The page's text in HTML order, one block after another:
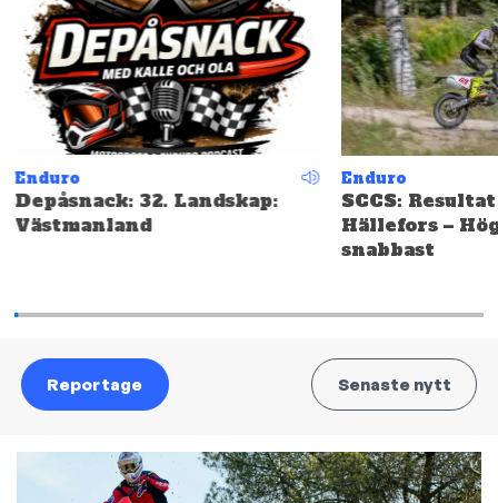
Enduro
Depåsnack: 32. Landskap:
Västmanland
Enduro
SCCS:
Hällefors –
snabbast
Reportage Senaste nytt